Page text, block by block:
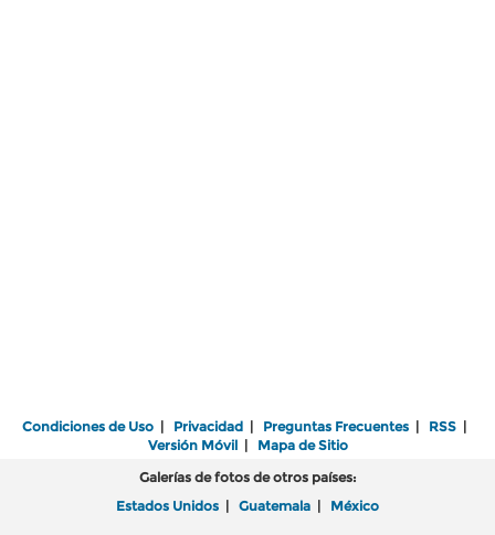
Condiciones de Uso | Privacidad | Preguntas Frecuentes | RSS |
Versión Móvil| Mapa de Sitio
Galerías de fotos de otros países:
Estados Unidos | Guatemala | México